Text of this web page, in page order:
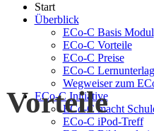
Start
Überblick
ECo-C Basis Modul
ECo-C Vorteile
ECo-C Preise
ECo-C
Wegweiser zum
ECo-C Initiative
ECo-C macht
ECo-C iPod-Treff
Vorteile